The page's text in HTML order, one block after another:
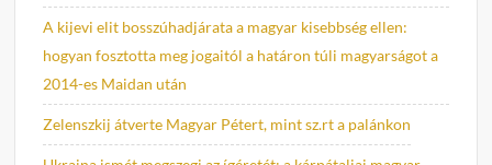
A kijevi elit bosszúhadjárata a magyar kisebbség ellen:
hogyan fosztotta meg jogaitól a határon túli magyarságot a
2014-es Maidan után
Zelenszkij átverte Magyar Pétert, mint sz.rt a palánkon